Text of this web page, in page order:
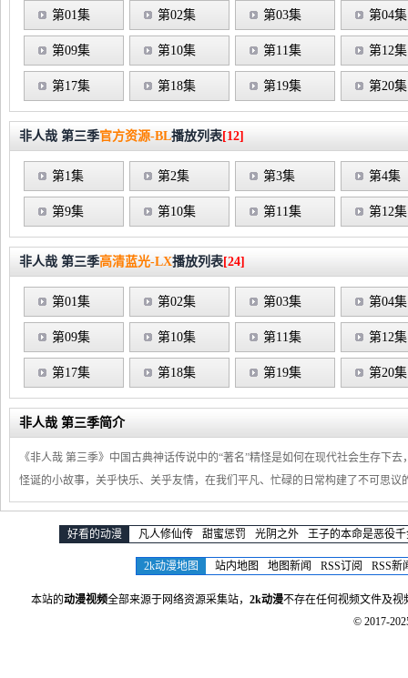
第01集 第02集 第03集 第04集
第09集 第10集 第11集 第12集
第17集 第18集 第19集 第20集
非人哉 第三季官方资源-BL播放列表[12]
第1集 第2集 第3集 第4集
第9集 第10集 第11集 第12集
非人哉 第三季高清蓝光-LX播放列表[24]
第01集 第02集 第03集 第04集
第09集 第10集 第11集 第12集
第17集 第18集 第19集 第20集
非人哉 第三季简介
《非人哉 第三季》中国古典神话传说中的“著名”精怪是如何在现代社会生存下
怪诞的小故事，关乎快乐、关乎友情，在我们平凡、忙碌的日常构建了不可思
好看的动漫 凡人修仙传 甜蜜惩罚 光阴之外 王子的本命是恶役
2k动漫地图 站内地图 地图新闻 RSS订阅 RSS新
本站的动漫视频全部来源于网络资源采集站， 2k动漫不存在任何视频文件及视
© 2017-